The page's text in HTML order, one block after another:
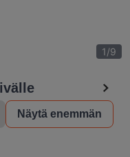
1/9
Näytä enemmän